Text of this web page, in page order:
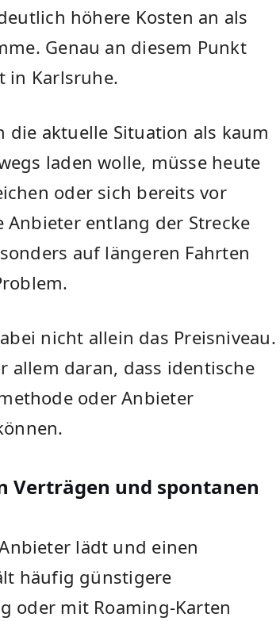
höhere Kosten an als
Genau an diesem Punkt
in Karlsruhe.
die aktuelle Situation als kaum
laden wolle, müsse heute
oder sich bereits vor
entlang der Strecke
auf längeren Fahrten
nicht allein das Preisniveau.
allem daran, dass identische
oder Anbieter
Verträgen und spontanen
lädt und einen
häufig günstigere
oder mit Roaming-Karten